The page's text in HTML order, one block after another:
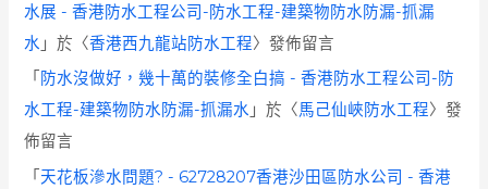
水展 - 香港防水工程公司-防水工程-建築物防水防漏-抓漏
水 」於〈香港西九龍站防水工程〉發佈留言
「 防水沒做好，幾十萬的裝修全白搞 - 香港防水工程公司-防
水工程-建築物防水防漏-抓漏水 」於〈馬己仙峽防水工程〉發
佈留言
「 天花板滲水問題? - 62728207香港沙田區防水公司 - 香港